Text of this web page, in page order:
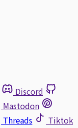
Discord
Mastodon
Threads
Tiktok